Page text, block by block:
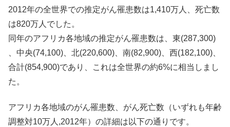
2012年の全世界での推定がん罹患数は1,410万人、 死亡数
は820万人でした。
同年のアフリカ各地域の推定がん罹患数は、東(287,300)
、中央(74,100)、北(220,600)、南(82,900)、西(182,100)、
合計(854,900)であり、これは全世界の約6%に相当しまし
た。
アフリカ各地域のがん罹患数、がん死亡数（いずれも年齢
調整対10万人,2012年） の詳細は以下の通りです。